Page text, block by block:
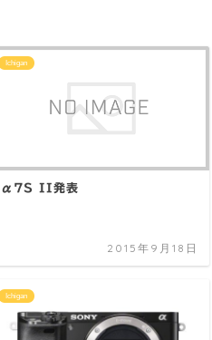
Ichigan
α7S II発表
2015年9月18日
Ichigan